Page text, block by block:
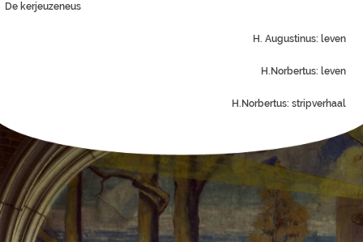
De kerjeuzeneus
H. Augustinus: leven
H.Norbertus: leven
H.Norbertus: stripverhaal